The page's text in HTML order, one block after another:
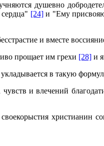
душевно
[24]и "Ему
и вместе
прощает им грехи [28] и
в такую
и влечений
христианин